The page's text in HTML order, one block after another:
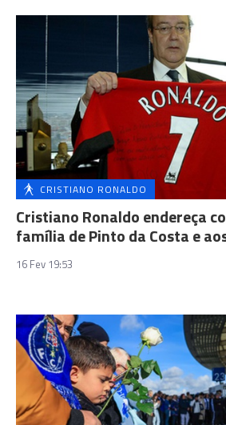
CRISTIANO RONALDO
Cristiano Ronaldo endereça
família de Pinto da Costa e
16 Fev 19:53